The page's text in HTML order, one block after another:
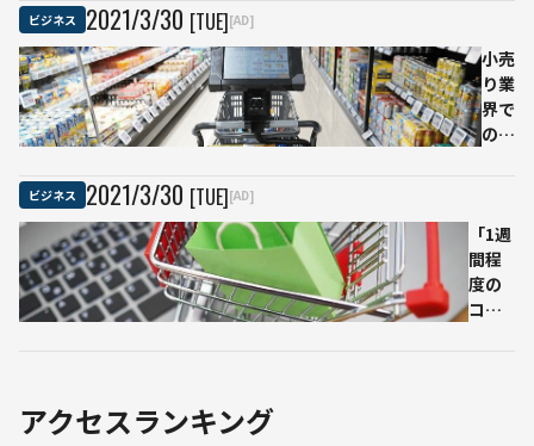
す
る
プ
ラ
ォ
ー
ム
提
イア
ス」
とは
「KNIME
機械学習
自動化パ
ッケー
ビジネス 2021/3/30 [TUE][AD]
小売
り業
界で
のデ
くの
人の
「人
生」
ビジネス 2021/3/30 [TUE][AD]
「1週
間程
度の
コン
アクセスランキング